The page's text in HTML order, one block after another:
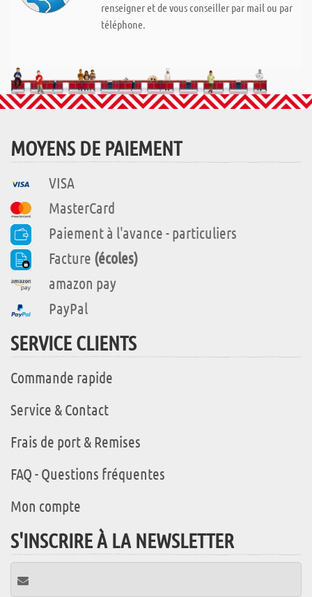
renseigner et de vous conseiller par mail ou par
téléphone.
MOYENS DE PAIEMENT
VISA
MasterCard
Paiement à l'avance - particuliers
Facture (écoles)
amazon pay
PayPal
SERVICE CLIENTS
Commande rapide
Service & Contact
Frais de port & Remises
FAQ - Questions fréquentes
Mon compte
S'INSCRIRE À LA NEWSLETTER